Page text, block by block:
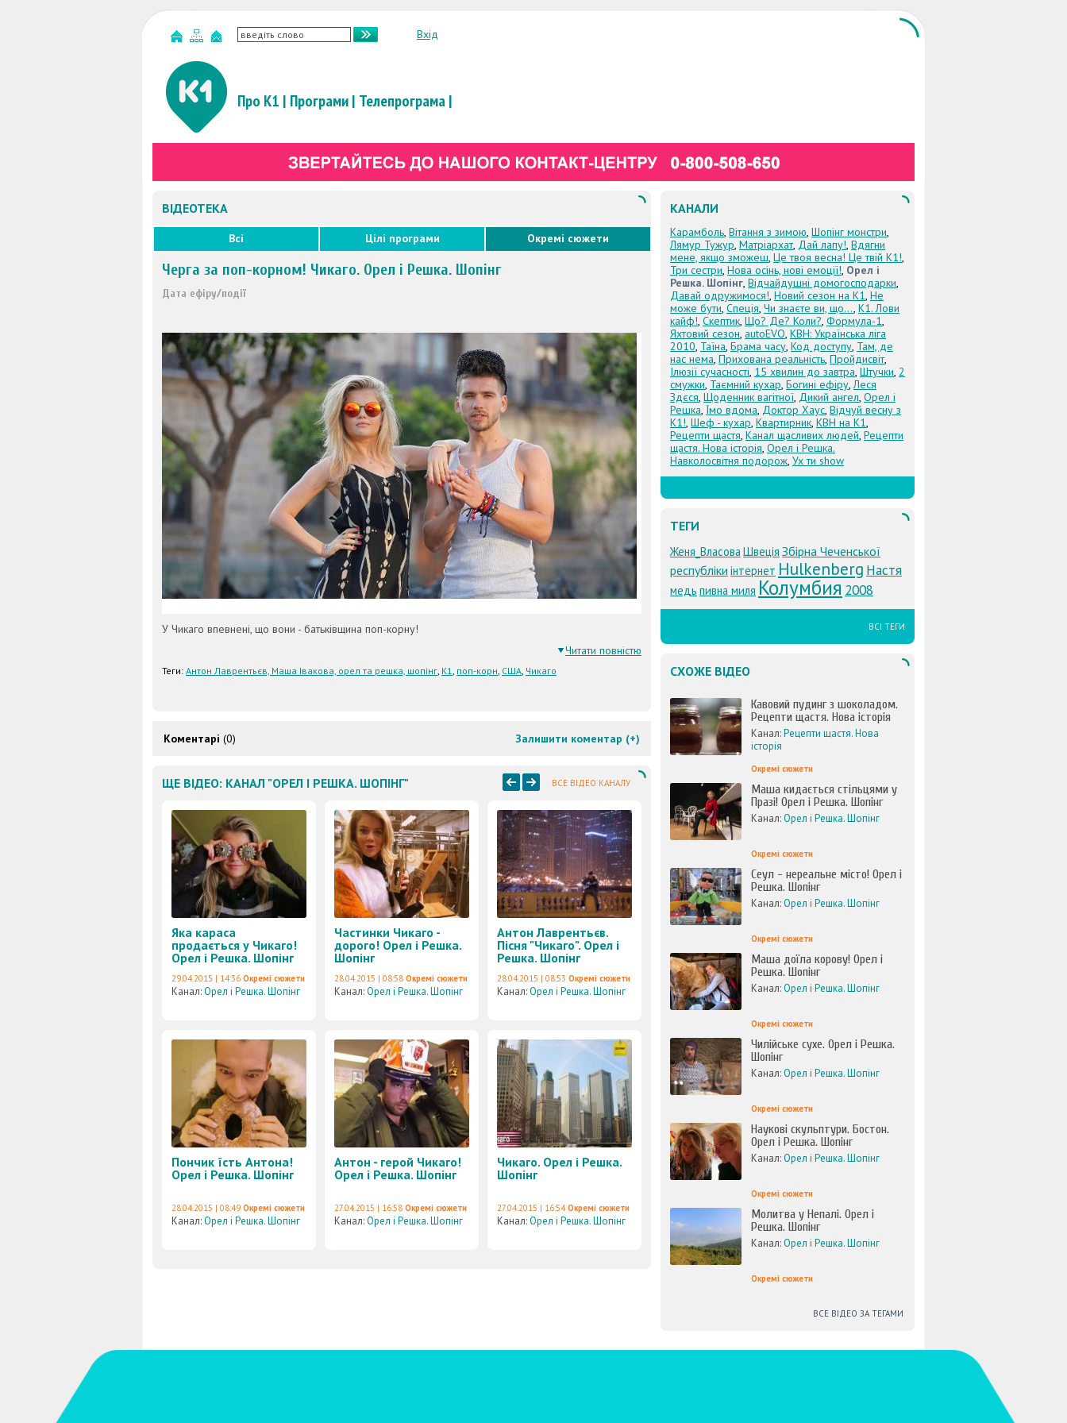
Вхід
Про К1 | Програми| Телепрограма|
ВІДЕОТЕКА
Всі Цілі програми Окремі сюжети
Черга за поп-корном! Чикаго. Орел і Решка. Шопінг
Дата ефіру/події
У Чикаго впевнені, що вони - батьківщина поп-корну!
Читати повністю
Теги: Антон Лаврентьєв, Маша Івакова, орел та решка, шопінг, К1, поп-корн, США, Чикаго
Залишити коментар (+)
Коментарі (0)
ВСЕ ВІДЕО КАНАЛУ
ЩЕ ВІДЕО: КАНАЛ "ОРЕЛ І РЕШКА. ШОПІНГ"
Яка караса
продається у Чикаго!
Орел і Решка. Шопінг
29.04.2015 | 14:36 Окремі сюжети
Канал:Орел і Решка. Шопінг
Частинки Чикаго -
дорого! Орел і Решка.
Шопінг
28.04.2015 | 08:58 Окремі сюжети
Канал:Орел і Решка. Шопінг
Антон Лаврентьєв.
Пісня "Чикаго". Орел і
Решка. Шопінг
28.04.2015 | 08:53 Окремі сюжети
Канал:Орел і Решка. Шопінг
Пончик їсть Антона!
Орел і Решка. Шопінг
28.04.2015 | 08:49 Окремі сюжети
Канал:Орел і Решка. Шопінг
Антон - герой Чикаго!
Орел і Решка. Шопінг
27.04.2015 | 16:58 Окремі сюжети
Канал:Орел і Решка. Шопінг
Чикаго. Орел і Решка.
Шопінг
27.04.2015 | 16:54 Окремі сюжети
Канал:Орел і Решка. Шопінг
КАНАЛИ
Карамболь, Вітання з зимою, Шопінг монстри,
Лямур Тужур, Матріархат, Дай лапу!, Вдягни
мене, якщо зможеш, Це твоя весна! Це твій К1!,
Три сестри, Нова осінь, нові емоції!, Орел і
Решка. Шопінг, Відчайдушні домогосподарки,
Давай одружимося!, Новий сезон на К1, Не
може бути, Спеція, Чи знаєте ви, що..., К1. Лови
кайф!, Скептик, Що? Де? Коли?, Формула-1,
Яхтовий сезон, autoEVO, КВН: Українська ліга
2010, Таїна, Брама часу, Код доступу, Там, де
нас нема, Прихована реальність, Пройдисвіт,
Ілюзії сучасності, 15 хвилин до завтра, Штучки, 2
смужки, Таємний кухар, Богині ефіру,Леся
Здєся, Щоденник вагітної, Дикий ангел, Орел і
Решка, Їмо вдома, Доктор Хаус, Відчуй весну з
К1!, Шеф - кухар, Квартирник, КВН на К1,
Рецепти щастя, Канал щасливих людей, Рецепти
щастя. Нова історія, Орел і Решка.
Навколосвітня подорож, Ух ти show
ТЕГИ
Женя_ВласоваШвеція Збірна Чеченської
республіки інтернет Hulkenberg Настя
медь пивна миля Колумбия2008
ВСІ ТЕГИ
СХОЖЕ ВІДЕО
Кавовий пудинг з шоколадом.
Рецепти щастя. Нова історія
Канал:Рецепти щастя. Нова
історія
Окремі сюжети
Маша кидається стільцями у
Празі! Орел і Решка. Шопінг
Канал:Орел і Решка. Шопінг
Окремі сюжети
Сеул - нереальне місто! Орел і
Решка. Шопінг
Канал:Орел і Решка. Шопінг
Окремі сюжети
Маша доїла корову! Орел і
Решка. Шопінг
Канал:Орел і Решка. Шопінг
Окремі сюжети
Чилійське сухе. Орел і Решка.
Шопінг
Канал:Орел і Решка. Шопінг
Окремі сюжети
Наукові скульптури. Бостон.
Орел і Решка. Шопінг
Канал:Орел і Решка. Шопінг
Окремі сюжети
Молитва у Непалі. Орел і
Решка. Шопінг
Канал:Орел і Решка. Шопінг
Окремі сюжети
ВСЕ ВІДЕО ЗА ТЕГАМИ